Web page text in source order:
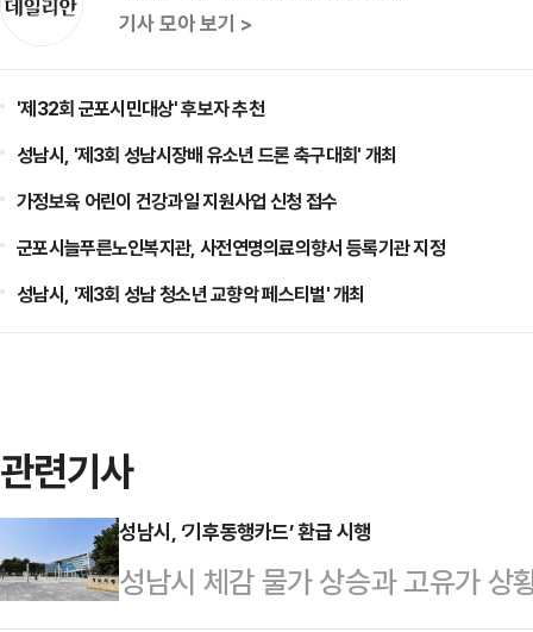
기사 모아 보기 >
'제32회 군포시민대상' 후보자 추천
성남시, '제3회 성남시장배 유소년 드론 축구대회' 개최
가정보육 어린이 건강과일 지원사업 신청 접수
군포시늘푸른노인복지관, 사전연명의료의향서 등록기관 지정
성남시, '제3회 성남 청소년 교향악 페스티벌' 개최
관련기사
성남시, ‘기후동행카드’ 환급 시행
성남시 체감 물가 상승과 고유가 상